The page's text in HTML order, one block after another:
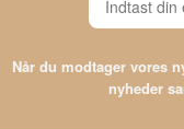
Når du modtager vores
nyheder